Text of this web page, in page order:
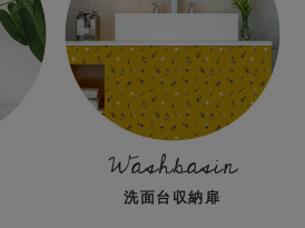
Washbasin
洗面台収納扉